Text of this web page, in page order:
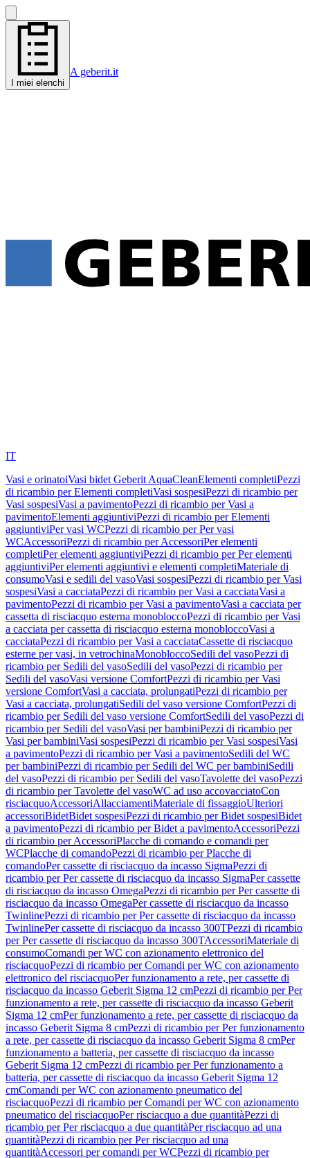
I miei elenchi
A geberit.it
IT
Vasi e orinatoiVasi bidet Geberit AquaCleanElementi completiPezzi
di ricambio per Elementi completiVasi sospesiPezzi di ricambio per
Vasi sospesiVasi a pavimentoPezzi di ricambio per Vasi a
pavimentoElementi aggiuntiviPezzi di ricambio per Elementi
aggiuntiviPer vasi WCPezzi di ricambio per Per vasi
WCAccessoriPezzi di ricambio per AccessoriPer elementi
completiPer elementi aggiuntiviPezzi di ricambio per Per elementi
aggiuntiviPer elementi aggiuntivi e elementi completiMateriale di
consumoVasi e sedili del vasoVasi sospesiPezzi di ricambio per Vasi
sospesiVasi a cacciataPezzi di ricambio per Vasi a cacciataVasi a
pavimentoPezzi di ricambio per Vasi a pavimentoVasi a cacciata per
cassetta di risciacquo esterna monobloccoPezzi di ricambio per Vasi
a cacciata per cassetta di risciacquo esterna monobloccoVasi a
cacciataPezzi di ricambio per Vasi a cacciataCassette di risciacquo
esterne per vasi, in vetrochinaMonobloccoSedili del vasoPezzi di
ricambio per Sedili del vasoSedili del vasoPezzi di ricambio per
Sedili del vasoVasi versione ComfortPezzi di ricambio per Vasi
versione ComfortVasi a cacciata, prolungatiPezzi di ricambio per
Vasi a cacciata, prolungatiSedili del vaso versione ComfortPezzi di
ricambio per Sedili del vaso versione ComfortSedili del vasoPezzi di
ricambio per Sedili del vasoVasi per bambiniPezzi di ricambio per
Vasi per bambiniVasi sospesiPezzi di ricambio per Vasi sospesiVasi
a pavimentoPezzi di ricambio per Vasi a pavimentoSedili del WC
per bambiniPezzi di ricambio per Sedili del WC per bambiniSedili
del vasoPezzi di ricambio per Sedili del vasoTavolette del vasoPezzi
di ricambio per Tavolette del vasoWC ad uso accovacciatoCon
risciacquoAccessoriAllacciamentiMateriale di fissaggioUlteriori
accessoriBidetBidet sospesiPezzi di ricambio per Bidet sospesiBidet
a pavimentoPezzi di ricambio per Bidet a pavimentoAccessoriPezzi
di ricambio per AccessoriPlacche di comando e comandi per
WCPlacche di comandoPezzi di ricambio per Placche di
comandoPer cassette di risciacquo da incasso SigmaPezzi di
ricambio per Per cassette di risciacquo da incasso SigmaPer cassette
di risciacquo da incasso OmegaPezzi di ricambio per Per cassette di
risciacquo da incasso OmegaPer cassette di risciacquo da incasso
TwinlinePezzi di ricambio per Per cassette di risciacquo da incasso
TwinlinePer cassette di risciacquo da incasso 300TPezzi di ricambio
per Per cassette di risciacquo da incasso 300TAccessoriMateriale di
consumoComandi per WC con azionamento elettronico del
risciacquoPezzi di ricambio per Comandi per WC con azionamento
elettronico del risciacquoPer funzionamento a rete, per cassette di
risciacquo da incasso Geberit Sigma 12 cmPezzi di ricambio per Per
funzionamento a rete, per cassette di risciacquo da incasso Geberit
Sigma 12 cmPer funzionamento a rete, per cassette di risciacquo da
incasso Geberit Sigma 8 cmPezzi di ricambio per Per funzionamento
a rete, per cassette di risciacquo da incasso Geberit Sigma 8 cmPer
funzionamento a batteria, per cassette di risciacquo da incasso
Geberit Sigma 12 cmPezzi di ricambio per Per funzionamento a
batteria, per cassette di risciacquo da incasso Geberit Sigma 12
cmComandi per WC con azionamento pneumatico del
risciacquoPezzi di ricambio per Comandi per WC con azionamento
pneumatico del risciacquoPer risciacquo a due quantitàPezzi di
ricambio per Per risciacquo a due quantitàPer risciacquo ad una
quantitàPezzi di ricambio per Per risciacquo ad una
quantitàAccessori per comandi per WCPezzi di ricambio per